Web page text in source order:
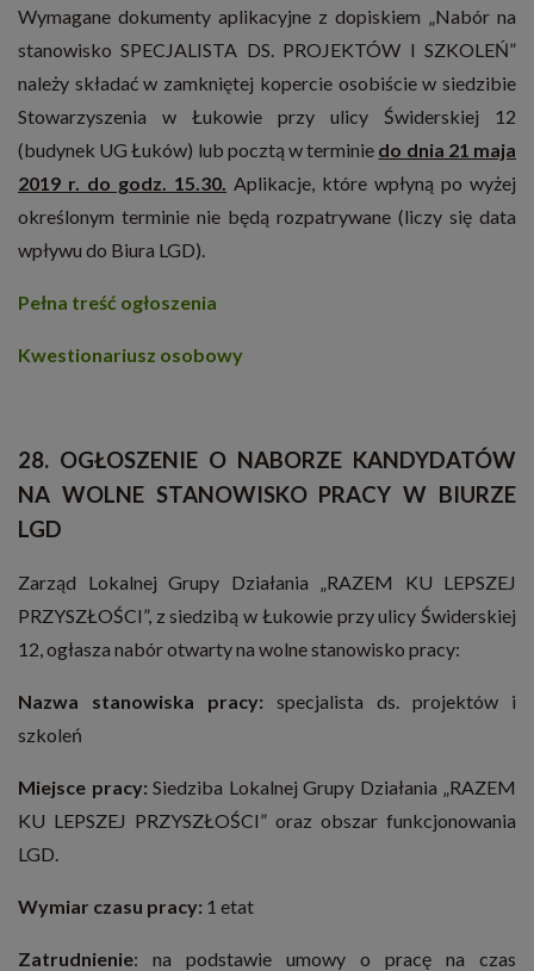
Wymagane dokumenty aplikacyjne z dopiskiem „Nabór na
stanowisko SPECJALISTA DS. PROJEKTÓW I SZKOLEŃ”
należy składać w zamkniętej kopercie osobiście w siedzibie
Stowarzyszenia w Łukowie przy ulicy Świderskiej 12
(budynek UG Łuków) lub pocztą w terminie do dnia 21 maja
2019 r. do godz. 15.30. Aplikacje, które wpłyną po wyżej
określonym terminie nie będą rozpatrywane (liczy się data
wpływu do Biura LGD).
Pełna treść ogłoszenia
Kwestionariusz osobowy
28. OGŁOSZENIE O NABORZE KANDYDATÓW
NA WOLNE STANOWISKO PRACY W BIURZE
LGD
Zarząd Lokalnej Grupy Działania „RAZEM KU LEPSZEJ
PRZYSZŁOŚCI”, z siedzibą w Łukowie przy ulicy Świderskiej
12, ogłasza nabór otwarty na wolne stanowisko pracy:
Nazwa stanowiska pracy: specjalista ds. projektów i
szkoleń
Miejsce pracy: Siedziba Lokalnej Grupy Działania „RAZEM
KU LEPSZEJ PRZYSZŁOŚCI” oraz obszar funkcjonowania
LGD.
Wymiar czasu pracy: 1 etat
Zatrudnienie: na podstawie umowy o pracę na czas